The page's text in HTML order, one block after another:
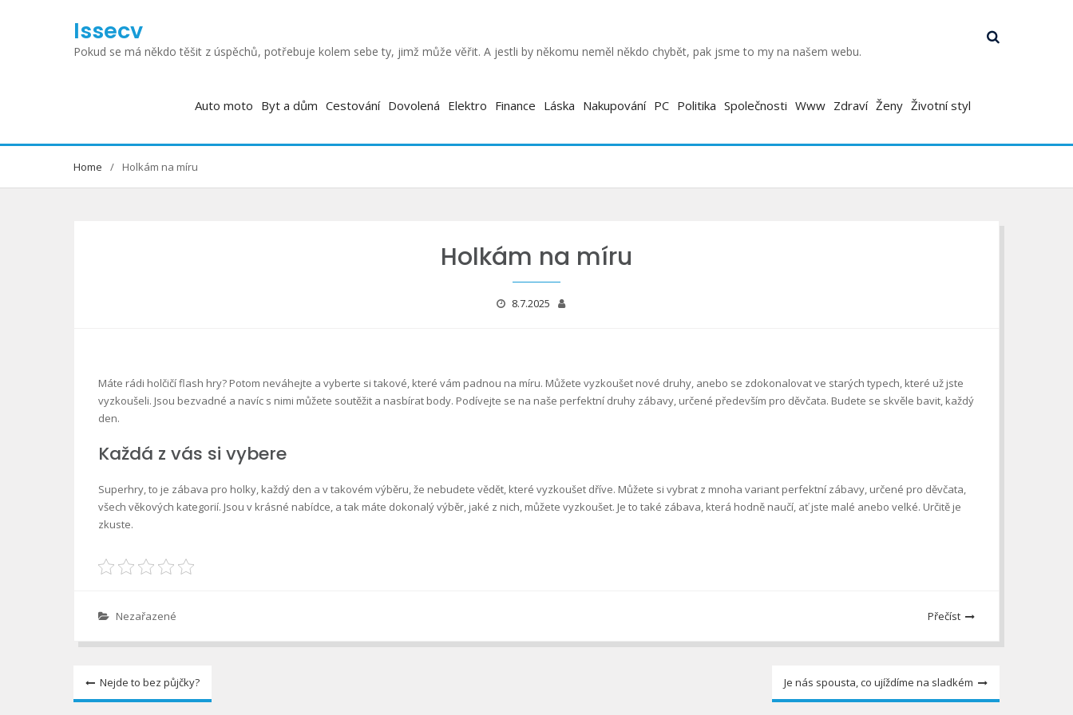
Issecv
Pokud se má někdo těšit z úspěchů, potřebuje kolem sebe ty, jimž může věřit. A jestli by někomu neměl někdo chybět, pak jsme to my na našem webu.
Auto moto Byt a dům Cestování Dovolená Elektro Finance Láska Nakupování PC Politika Společnosti Www Zdraví Ženy Životní styl
Home Holkám na míru
Holkám na míru
8.7.2025
Máte rádi holčičíflash hry? Potom neváhejte a vyberte si takové, které vám padnou na míru. Můžete vyzkoušet nové druhy, anebo se zdokonalovat ve starých typech, které už jste
vyzkoušeli. Jsou bezvadné a navíc s nimi můžete soutěžit a nasbírat body. Podívejte se na naše perfektní druhy zábavy, určené především pro děvčata. Budete se skvěle bavit, každý
den.
Každá z vás si vybere
Superhry, to je zábava pro holky, každý den a v takovém výběru, že nebudete vědět, které vyzkoušet dříve. Můžete si vybrat z mnoha variant perfektní zábavy, určené pro děvčata,
všech věkových kategorií. Jsou v krásné nabídce, a tak máte dokonalý výběr, jaké z nich, můžete vyzkoušet. Je to také zábava, která hodně naučí, ať jste malé anebo velké. Určitě je
zkuste.
Nezařazené Přečíst
Navigace
pro
Nejde to bez půjčky? Je nás spousta, co ujíždíme na sladkém